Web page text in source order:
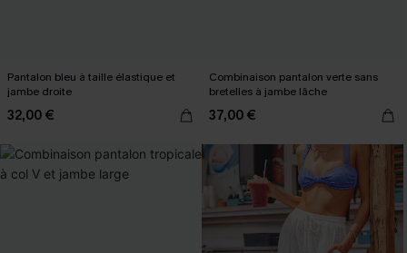
Pantalon bleu à taille élastique et
jambe droite
32,00 €
Combinaison pantalon verte sans
bretelles à jambe lâche
37,00 €